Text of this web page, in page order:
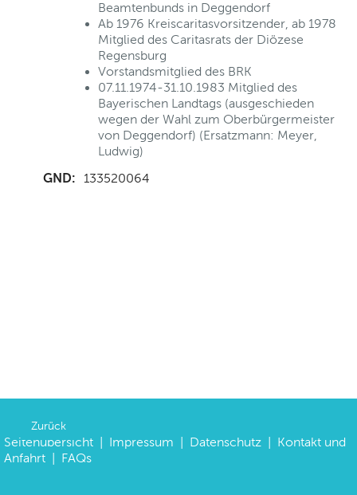
Beamtenbunds in Deggendorf
Ab 1976 Kreiscaritasvorsitzender, ab 1978
Mitglied des Caritasrats der Diözese
Regensburg
Vorstandsmitglied des BRK
07.11.1974-31.10.1983 Mitglied des
Bayerischen Landtags (ausgeschieden
wegen der Wahl zum Oberbürgermeister
von Deggendorf) (Ersatzmann: Meyer,
Ludwig)
GND: 133520064
Zurück
Seitenübersicht Impressum Datenschutz
Kontakt und
Anfahrt
FAQs